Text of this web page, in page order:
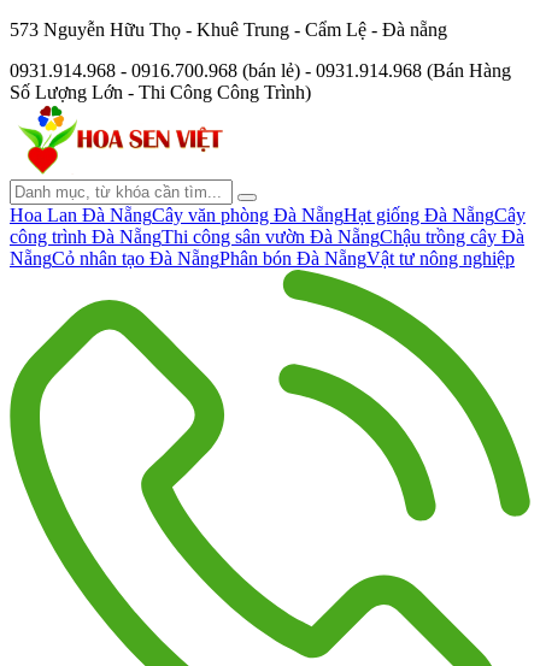
573 Nguyễn Hữu Thọ - Khuê Trung - Cẩm Lệ - Đà nẵng
0931.914.968 - 0916.700.968 (bán lẻ) - 0931.914.968 (Bán Hàng
Số Lượng Lớn - Thi Công Công Trình)
Hoa Lan Đà NẵngCây văn phòng Đà NẵngHạt giống Đà NẵngCây
công trình Đà NẵngThi công sân vườn Đà NẵngChậu trồng cây Đà
NẵngCỏ nhân tạo Đà NẵngPhân bón Đà NẵngVật tư nông nghiệp